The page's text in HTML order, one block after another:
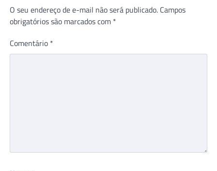
O seu endereço de e-mail não será publicado. Campos
obrigatórios são marcados com *
Comentário *